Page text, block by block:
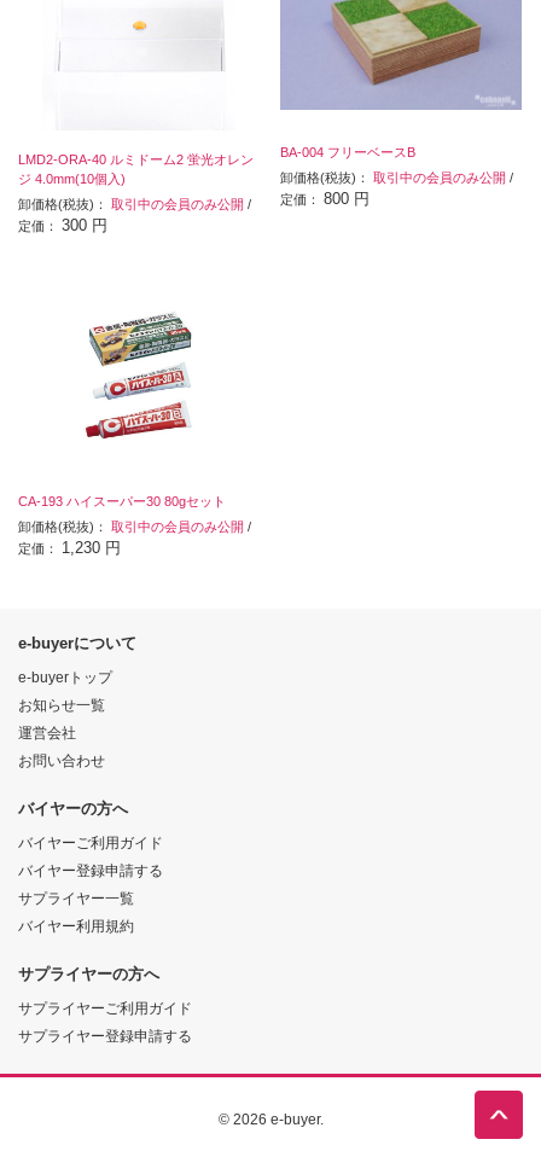
LMD2-ORA-40 ルミドーム2 蛍光オレン
ジ 4.0mm(10個入)
卸価格(税抜)： 取引中の会員のみ公開 /
定価： 300 円
BA-004 フリーベースB
卸価格(税抜)：取引中の会員のみ公開 /
定価：800 円
CA-193 ハイスーパー30 80gセット
卸価格(税抜)： 取引中の会員のみ公開 /
定価： 1,230 円
e-buyerについて
e-buyerトップ
お知らせ一覧
運営会社
お問い合わせ
バイヤーの方へ
バイヤーご利用ガイド
バイヤー登録申請する
サプライヤー一覧
バイヤー利用規約
サプライヤーの方へ
サプライヤーご利用ガイド
サプライヤー登録申請する
© 2026 e-buyer.